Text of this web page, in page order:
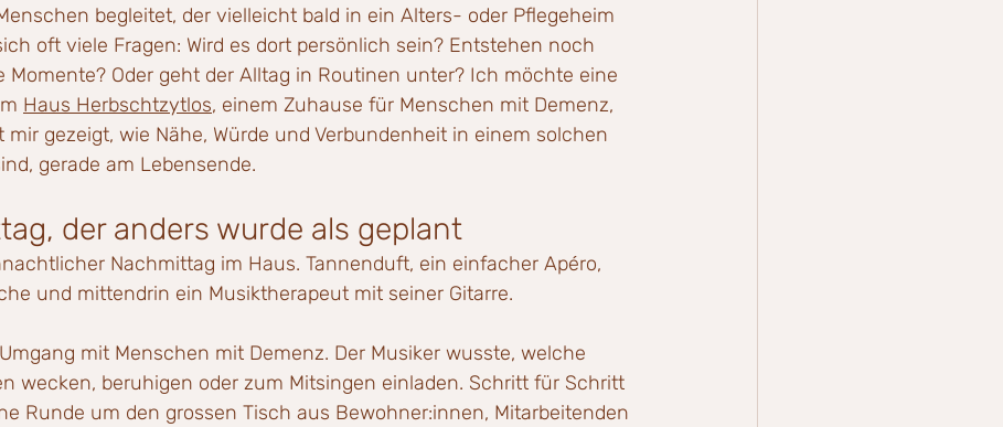
begleitet, der vielleicht bald in ein Alters- oder Pflegeheim
oft viele Fragen: Wird es dort persönlich sein? Entstehen noch
Momente? Oder geht der Alltag in Routinen unter? Ich möchte eine
Haus Herbschtzytlos, einem Zuhause für Menschen mit Demenz,
mir gezeigt, wie Nähe, Würde und Verbundenheit in einem solchen
gerade am Lebensende.
der anders wurde als geplant
Nachmittag im Haus. Tannenduft, ein einfacher Apéro,
und mittendrin ein Musiktherapeut mit seiner Gitarre.
mit Menschen mit Demenz. Der Musiker wusste, welche
wecken, beruhigen oder zum Mitsingen einladen. Schritt für Schritt
Runde um den grossen Tisch aus Bewohner:innen, Mitarbeitenden